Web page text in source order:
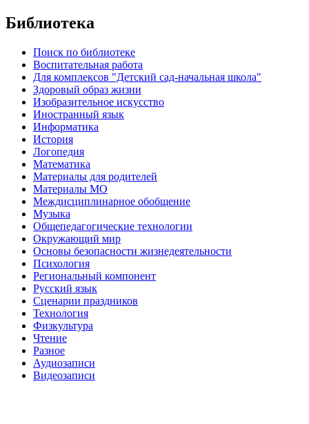
Библиотека
Поиск по библиотеке
Воспитательная работа
Для комплексов "Детский сад-начальная школа"
Здоровый образ жизни
Изобразительное искусство
Иностранный язык
Информатика
История
Логопедия
Математика
Материалы для родителей
Материалы МО
Междисциплинарное обобщение
Музыка
Общепедагогические технологии
Окружающий мир
Основы безопасности жизнедеятельности
Психология
Региональный компонент
Русский язык
Сценарии праздников
Технология
Физкультура
Чтение
Разное
Аудиозаписи
Видеозаписи